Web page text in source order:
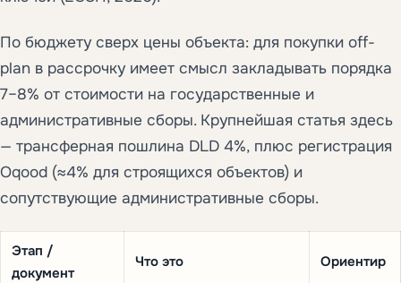
По бюджету сверх цены объекта: для покупки off-
plan в рассрочку имеет смысл закладывать порядка
7–8% от стоимости на государственные и
административные сборы. Крупнейшая статья здесь
— трансферная пошлина DLD 4%, плюс регистрация
Oqood (≈4% для строящихся объектов) и
сопутствующие административные сборы.
Этап /
документ
Что это Ориентир